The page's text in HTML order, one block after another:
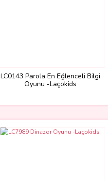
LC0143 Parola En Eğlenceli Bilgi
Oyunu -Laçokids